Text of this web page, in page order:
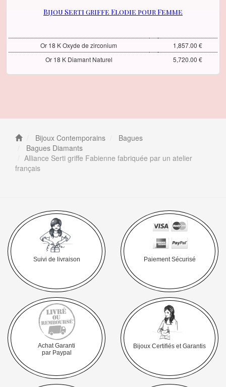
Bijou Serti griffe Elodie pour Femme
Or 18 K Oxyde de zirconium
1,857.00 €
Or 18 K Diamant Naturel
5,720.00 €
Bijoux Contemporains
Bagues
Bagues Diamants
Alliance Serti griffe Fabienne fabriquée par un atelier
français
Suivi de livraison Paiement Sécurisé
Achat Garanti
par Paypal
Bijoux Certifiés et Garantis